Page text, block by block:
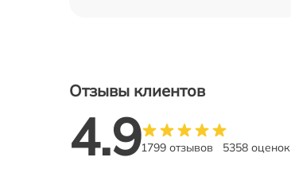
Отзывы клиентов
4.91799 отзывов 5358 оценок